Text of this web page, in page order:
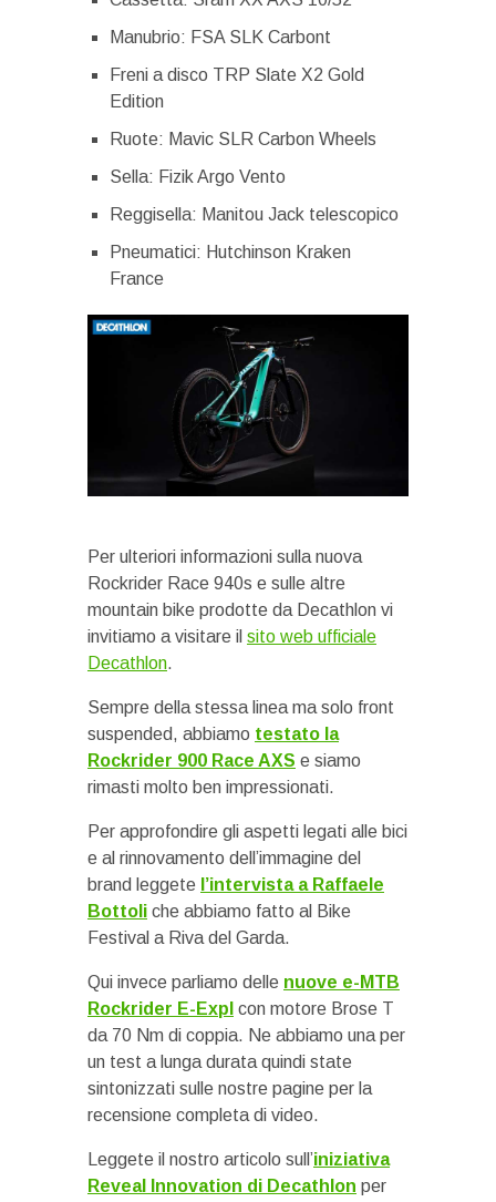
Manubrio: FSA SLK Carbont
Freni a disco TRP Slate X2 Gold
Edition
Ruote: Mavic SLR Carbon Wheels
Sella: Fizik Argo Vento
Reggisella: Manitou Jack telescopico
Pneumatici: Hutchinson Kraken
France
Per ulteriori informazioni sulla nuova
Rockrider Race 940s e sulle altre
mountain bike prodotte da Decathlon vi
invitiamo a visitare il sito web ufficiale
Decathlon.
Sempre della stessa linea ma solo front
suspended, abbiamo testato la
Rockrider 900 Race AXS e siamo
rimasti molto ben impressionati.
Per approfondire gli aspetti legati alle bici
e al rinnovamento dell’immagine del
brand leggete l’intervista a Raffaele
Bottoli che abbiamo fatto al Bike
Festival a Riva del Garda.
Qui invece parliamo delle nuove e-MTB
Rockrider E-Expl con motore Brose T
da 70 Nm di coppia. Ne abbiamo una per
un test a lunga durata quindi state
sintonizzati sulle nostre pagine per la
recensione completa di video.
Leggete il nostro articolo sull’iniziativa
Reveal Innovation di Decathlon per